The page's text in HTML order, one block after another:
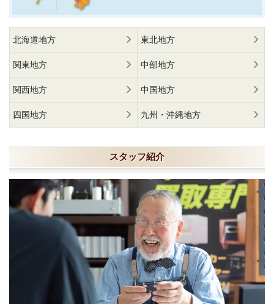
北海道地方 東北地方
関東地方 中部地方
関西地方 中国地方
四国地方 九州・沖縄地方
スタッフ紹介